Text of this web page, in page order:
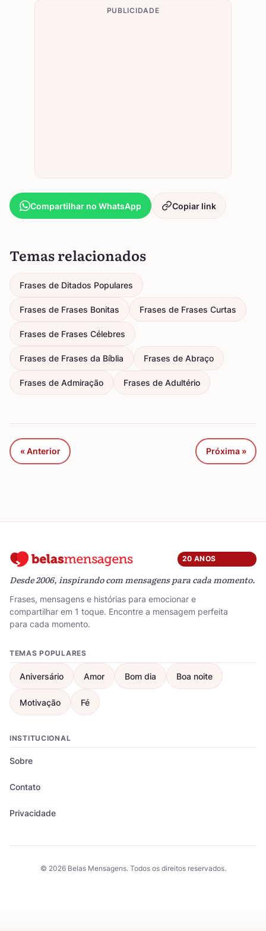
PUBLICIDADE
Compartilhar no WhatsApp Copiar link
Temas relacionados
Frases de Ditados Populares
Frases de Frases Bonitas Frases de Frases Curtas
Frases de Frases Célebres
Frases de Frases da Bíblia Frases de Abraço
Frases de Admiração Frases de Adultério
« Anterior Próxima »
20 ANOS
Desde 2006, inspirando com mensagens para cada momento.
Frases, mensagens e histórias para emocionar e
compartilhar em 1 toque. Encontre a mensagem perfeita
para cada momento.
TEMAS POPULARES
Aniversário Amor Bom dia Boa noite
Motivação Fé
INSTITUCIONAL
Sobre
Contato
Privacidade
© 2026 Belas Mensagens. Todos os direitos reservados.